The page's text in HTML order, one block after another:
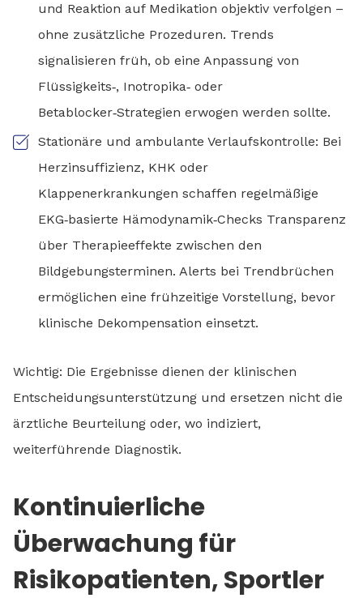
und Reaktion auf Medikation objektiv verfolgen –
ohne zusätzliche Prozeduren. Trends
signalisieren früh, ob eine Anpassung von
Flüssigkeits‑, Inotropika‑ oder
Betablocker‑Strategien erwogen werden sollte.
Stationäre und ambulante Verlaufskontrolle: Bei
Herzinsuffizienz, KHK oder
Klappenerkrankungen schaffen regelmäßige
EKG‑basierte Hämodynamik‑Checks Transparenz
über Therapieeffekte zwischen den
Bildgebungsterminen. Alerts bei Trendbrüchen
ermöglichen eine frühzeitige Vorstellung, bevor
klinische Dekompensation einsetzt.
Wichtig: Die Ergebnisse dienen der klinischen
Entscheidungsunterstützung und ersetzen nicht die
ärztliche Beurteilung oder, wo indiziert,
weiterführende Diagnostik.
Kontinuierliche
Überwachung für
Risikopatienten, Sportler